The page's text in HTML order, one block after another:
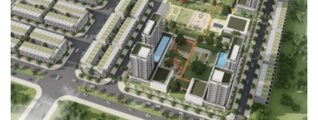
YÊN, THÀNH PHỐ MÓNG CÁI, TỈNH
QUẢNG NINH
QUY HOẠCH - KIẾN TRÚC